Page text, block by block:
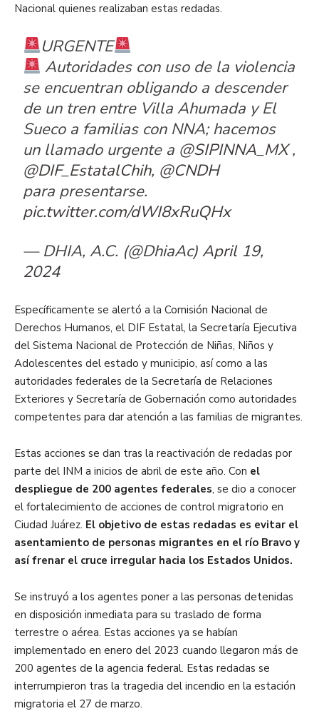
Nacional quienes realizaban estas redadas.
URGENTE
Autoridades con uso de la violencia
se encuentran obligando a descender
de un tren entre Villa Ahumada y El
Sueco a familias con NNA; hacemos
un llamado urgente a @SIPINNA_MX,
@DIF_EstatalChih, @CNDH
para presentarse.
pic.twitter.com/dWI8xRuQHx
— DHIA, A.C. (@DhiaAc)April 19,
2024
Específicamente se alertó a la Comisión Nacional de
Derechos Humanos, el DIF Estatal, la Secretaría Ejecutiva
del Sistema Nacional de Protección de Niñas, Niños y
Adolescentes del estado y municipio, así como a las
autoridades federales de la Secretaría de Relaciones
Exteriores y Secretaría de Gobernación como autoridades
competentes para dar atención a las familias de migrantes.
Estas acciones se dan tras la reactivación de redadas por
parte del INM a inicios de abril de este año. Con el
despliegue de 200 agentes federales, se dio a conocer
el fortalecimiento de acciones de control migratorio en
Ciudad Juárez. El objetivo de estas redadas es evitar el
asentamiento de personas migrantes en el río Bravo y
así frenar el cruce irregular hacia los Estados Unidos.
Se instruyó a los agentes poner a las personas detenidas
en disposición inmediata para su traslado de forma
terrestre o aérea. Estas acciones ya se habían
implementado en enero del 2023 cuando llegaron más de
200 agentes de la agencia federal. Estas redadas se
interrumpieron tras la tragedia del incendio en la estación
migratoria el 27 de marzo.